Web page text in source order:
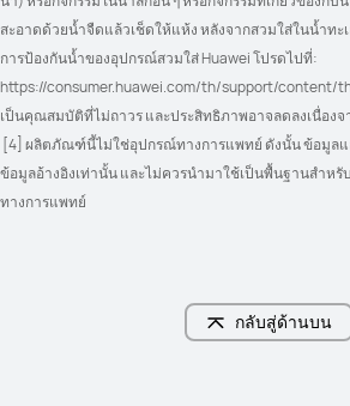
สะอาดด้วยน้ำจืดแล้วเช็ดให้แห้ง หลังจากสวมใส่ในน้ำทะ
การป้องกันน้ำของอุปกรณ์สวมใส่ Huawei โปรดไปที่:
https://consumer.huawei.com/th/support/content/
เป็นคุณสมบัติที่ไม่ถาวร และประสิทธิภาพอาจลดลงเนื่อง
ข้อมูลอ้างอิงเท่านั้น และไม่ควรนำมาใช้เป็นพื้นฐานสำหรั
ทางการแพทย์
กลับสู่ด้านบน